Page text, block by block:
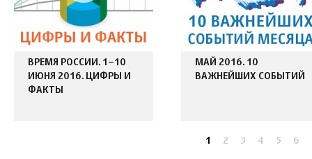
ВРЕМЯ РОССИИ. 1–10
ИЮНЯ 2016. ЦИФРЫ И
ФАКТЫ
МАЙ 2016. 10
ВАЖНЕЙШИХ СОБЫТИЙ
1 2 3 4 5 6